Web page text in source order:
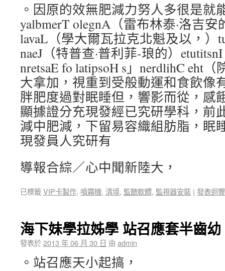
。因原的效無肥減力努人多很是就
yalbmerT olegnA（雷布林泰·洛吉安
lavaL（學大爾瓦拉克北魁及以，）
naeJ（特普查·普利菲-琅的）etutitsnI
nretsaE fo latipsoH s」nerdlihC eht
大拿加，視重到受般動運和食飲像
胖肥度過對眠睡但，響影而從，感
顯據證分充現發經已究研學科，前
減中肥減，下留易容織組肪脂，眠
現發員人究研有
導報合綜／心中聞新陸大，
已標籤VIP卡製作, 噴霧機, 清境, 監聽軟體, 監視器安裝 | 發表迴響
海下妹學拉姊學 站召應套半齒幼
發表於2013 年 06 月 30 日 由 admin
。站召應天小起搞，